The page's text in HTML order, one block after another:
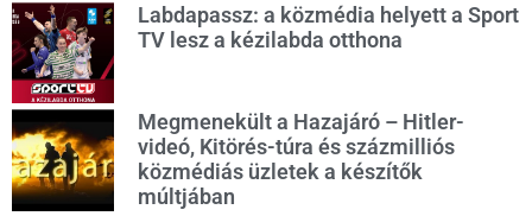
Labdapassz: a közmédia helyett a Sport
TV lesz a kézilabda otthona
Megmenekült a Hazajáró – Hitler-
videó, Kitörés-túra és százmilliós
közmédiás üzletek a készítők
múltjában